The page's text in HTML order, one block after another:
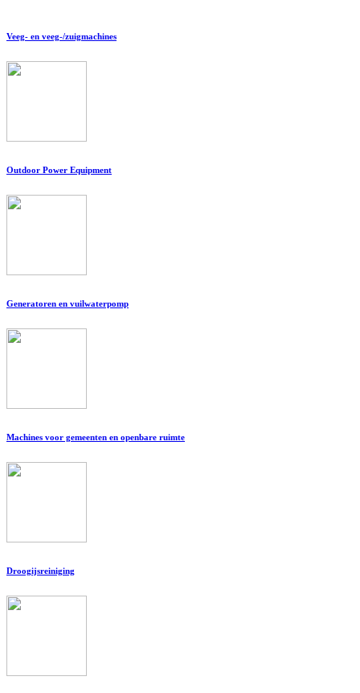
Veeg- en veeg-/zuigmachines
Outdoor Power Equipment
Generatoren en vuilwaterpomp
Machines voor gemeenten en openbare ruimte
Droogijsreiniging